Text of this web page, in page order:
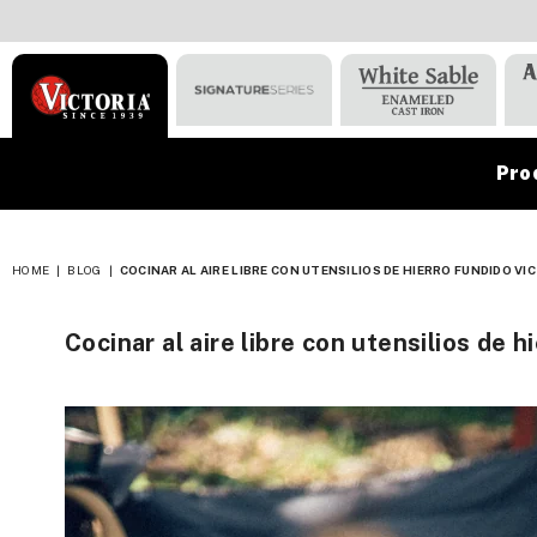
VICTORIA
HOME | BLOG | COCINAR AL AIRE LIBRE CON UTENSILIOS DE HIERRO FUNDIDO
Cocinar al aire libre con utensilios de